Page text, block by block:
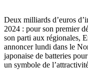
Deux milliards d’euros
2024 : pour son premier
son parti aux régionales,
annoncer lundi dans le
japonaise de batteries
un symbole de